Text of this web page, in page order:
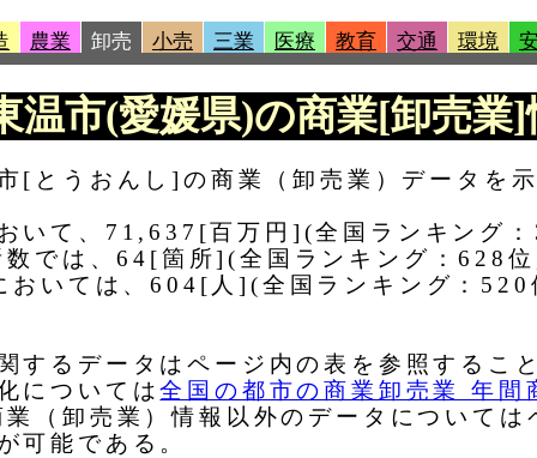
農業 卸売 小売 三業 医療 教育 交通 環境
温市(愛媛県)の商業[卸売業
[とうおんし]の商業（卸売業）データを
いて、71,637[百万円](全国ランキング
では、64[箇所](全国ランキング：628
おいては、604[人](全国ランキング：
するデータはページ内の表を参照するこ
については全国の都市の商業卸売業 年
（卸売業）情報以外のデータについて
可能である。